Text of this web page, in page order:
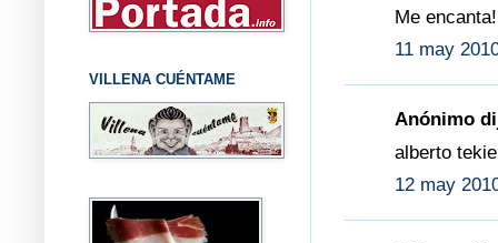
Me
11 may
Anónimo
alberto
12 may
VILLENA CUÉNTAME